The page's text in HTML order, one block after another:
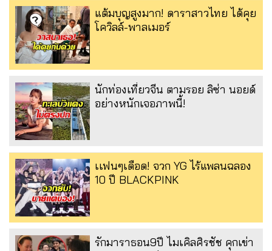
แต้มบุญสูงมาก! ดาราสาวไทย ได้คุย
โควิลล์-พาลเมอร์
นักท่องเที่ยวจีน ตามรอย ลิซ่า นอยด์
อย่างหนักเจอภาพนี้!
เเฟนๆเดือด! จวก YG ไร้แพลนฉลอง
10 ปี BLACKPINK
รักมาราธอน9ปี ไมเคิลศิรชัช คุกเข่า